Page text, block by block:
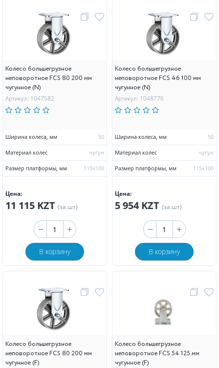
Колесо большегрузное
неповоротное FCS 80 200 мм
чугунное (N)
Артикул: 1047582
Ширина колеса, мм 50
Материал колес чугун
Размер платформы, мм 115х100
Цена:
11 115 KZT (за шт)
В корзину
Колесо большегрузное
неповоротное FCS 46 100 мм
чугунное (N)
Артикул: 1048776
Ширина колеса, мм 50
Материал колес чугун
Размер платформы, мм 115х100
Цена:
5 954 KZT (за шт)
В корзину
Колесо большегрузное
неповоротное FCS 80 200 мм
чугунное (F)
Колесо большегрузное
неповоротное FCS 54 125 мм
чугунное (F)